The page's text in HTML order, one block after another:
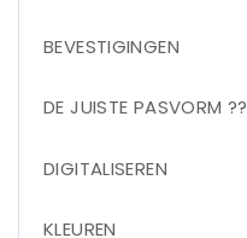
BEVESTIGINGEN
DE JUISTE PASVORM ??
DIGITALISEREN
KLEUREN